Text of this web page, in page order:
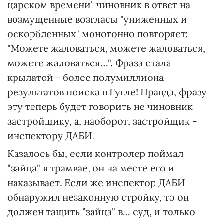
царском времени" чиновник в ответ на
возмущенные возгласы "униженных и
оскорбленных" монотонно повторяет:
"Можете жаловаться, можете жаловаться,
можете жаловаться…". Фраза стала
крылатой - более полумиллиона
результатов поиска в Гугле! Правда, фразу
эту теперь будет говорить не чиновник
застройщику, а, наоборот, застройщик -
инспектору ДАБИ.
Казалось бы, если контролер поймал
"зайца" в трамвае, он на месте его и
наказывает. Если же инспектор ДАБИ
обнаружил незаконную стройку, то он
должен тащить "зайца" в… суд, и только